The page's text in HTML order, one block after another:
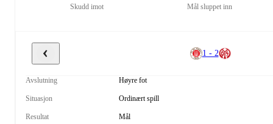
Skudd imot Mål sluppet inn
1 - 2
Avslutning Høyre fot
Situasjon Ordinært spill
Resultat Mål